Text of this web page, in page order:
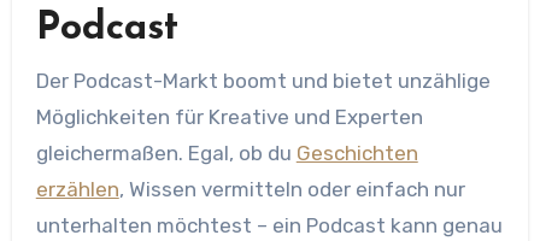
Podcast
Der Podcast-Markt boomt und bietet unzählige
Möglichkeiten für Kreative und Experten
gleichermaßen. Egal, ob du Geschichten
erzählen, Wissen vermitteln oder einfach nur
unterhalten möchtest – ein Podcast kann genau